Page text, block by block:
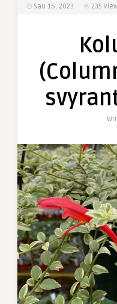
Sau 16, 2023 235